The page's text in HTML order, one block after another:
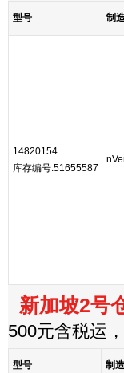
型号 制
14820154
库存编号:51655587
新加坡2号
500元含税运
型号 制